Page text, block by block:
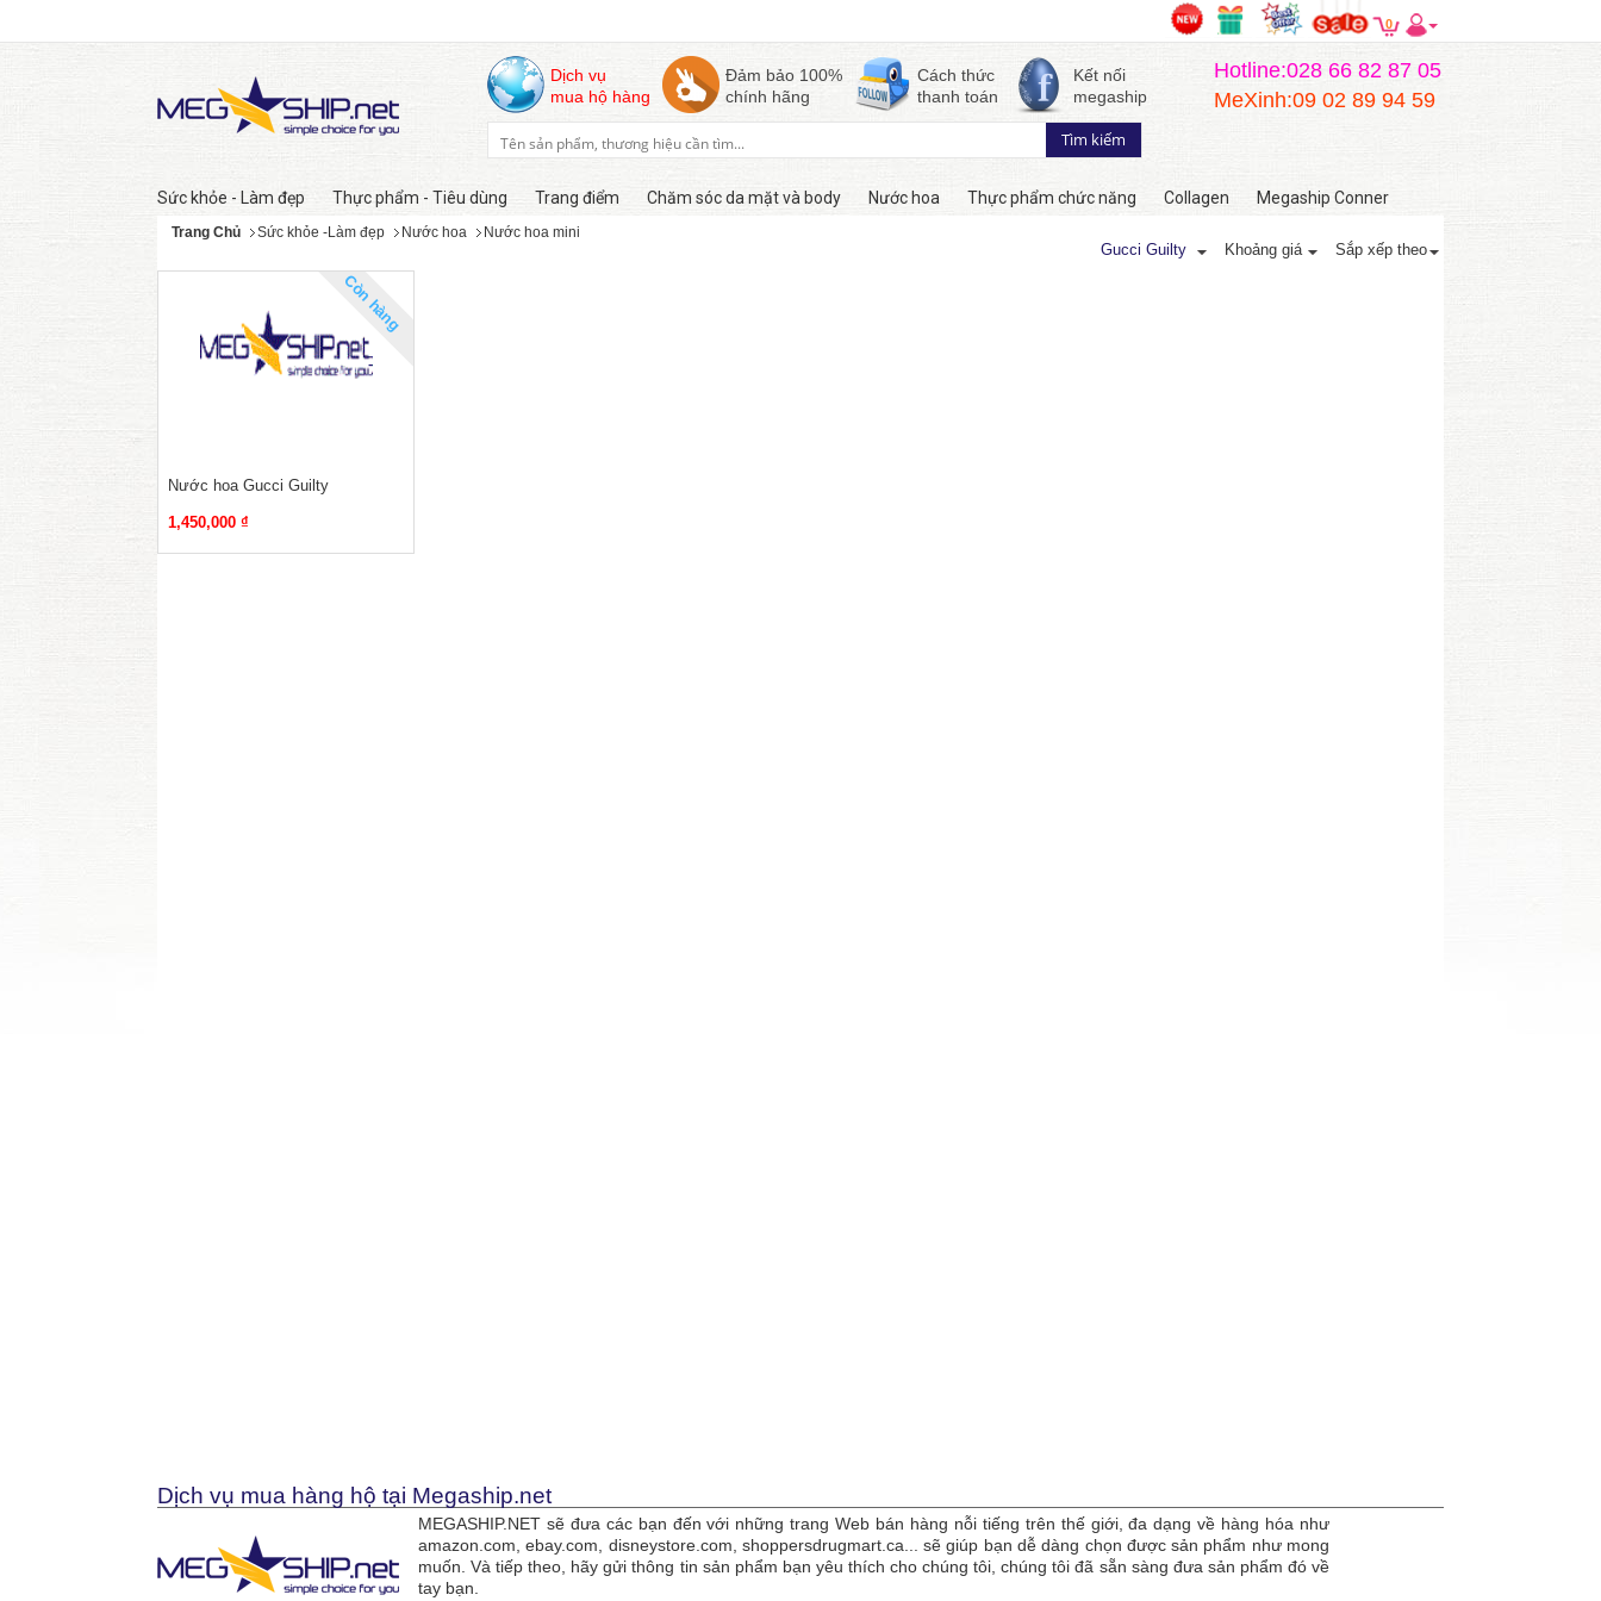
0
Dịch vụ
mua hộ hàng
Đảm bảo 100%
chính hãng
Cách thức
thanh toán
Kết nối
megaship
Hotline:028 66 82 87 05
MeXinh:09 02 89 94 59
Sức khỏe - Làm đẹp Thực phẩm - Tiêu dùng Trang điểm Chăm sóc da mặt và body Nước hoa Thực phẩm chức năng Collagen Megaship Conner
Trang Chủ Sức khỏe -Làm đẹp Nước hoa Nước hoa mini
Gucci Guilty Khoảng giá Sắp xếp theo
Còn hàng
Nước hoa Gucci Guilty
1,450,000 ₫
Dịch vụ mua hàng hộ tại Megaship.net
MEGASHIP.NET sẽ đưa các bạn đến với những trang Web bán hàng nỗi tiếng trên thế giới, đa dạng về hàng hóa như
amazon.com, ebay.com, disneystore.com, shoppersdrugmart.ca... sẽ giúp bạn dễ dàng chọn được sản phẩm như mong
muốn. Và tiếp theo, hãy gửi thông tin sản phẩm bạn yêu thích cho chúng tôi, chúng tôi đã sẵn sàng đưa sản phẩm đó về
tay bạn.